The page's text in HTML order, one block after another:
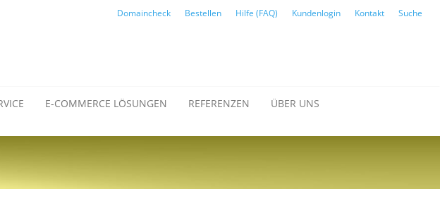
Domaincheck Bestellen Hilfe (FAQ) Kundenlogin Kontakt Suche
E-COMMERCE LÖSUNGEN REFERENZEN ÜBER UNS